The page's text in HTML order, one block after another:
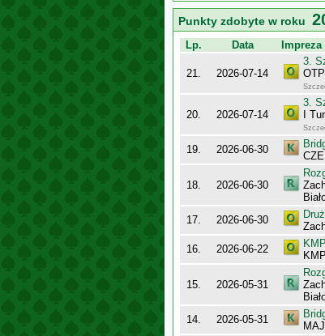
Punkty zdobyte w roku
Lp. Data
21. 2026-07-14
3.
20. 2026-07-14
3.
I
19. 2026-06-30
18. 2026-06-30
17. 2026-06-30
16. 2026-06-22
15. 2026-05-31
14. 2026-05-31
MAJ